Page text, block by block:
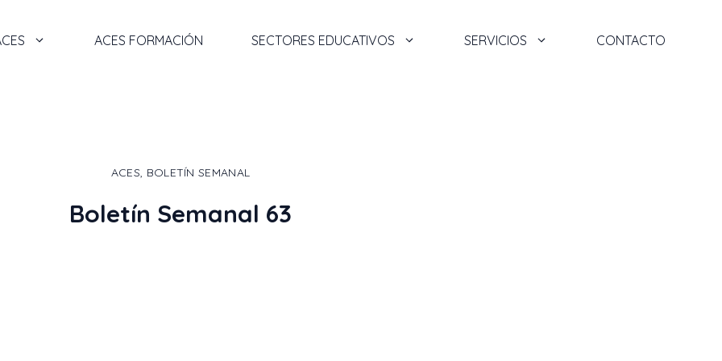
ACES FORMACIÓN SECTORES EDUCATIVOS SERVICIOS CONTACTO
ACES, BOLETÍN SEMANAL
Boletín Semanal 63